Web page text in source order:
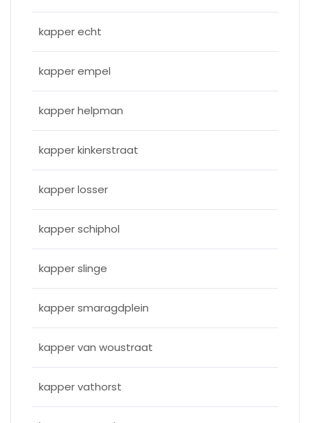
kapper echt
kapper empel
kapper helpman
kapper kinkerstraat
kapper losser
kapper schiphol
kapper slinge
kapper smaragdplein
kapper van woustraat
kapper vathorst